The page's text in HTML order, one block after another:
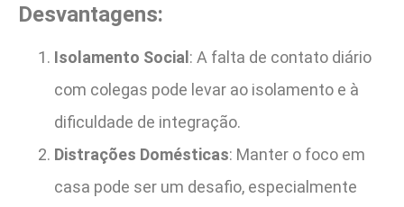
Desvantagens:
Isolamento Social: A falta de contato diário
com colegas pode levar ao isolamento e à
dificuldade de integração.
Distrações Domésticas: Manter o foco em
casa pode ser um desafio, especialmente